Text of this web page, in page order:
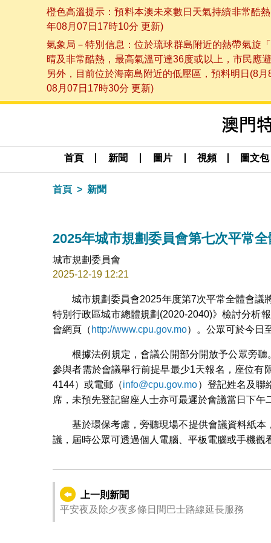
橙色高溫提示：預料本澳未來數日天氣持續非常酷
年08月07日17時10分 更新)
氣象局－特別信息：位於琉球群島附近的熱帶氣旋
晴及非常酷熱，最高氣溫可達36度或以上，市民應
另外，目前位於海南島附近的低壓區，預料明日(8
08月07日17時30分 更新)
首頁 新聞 圖片 視頻 圖文包
首頁 新聞
2025年城市規劃委員會第七次平常
城市規劃委員會
2025-12-19 12:21
城市規劃委員會2025年度第7次平常全體會議
特別行政區城市總體規劃(2020-2040)》檢討分析
會網頁（ http://www.cpu.gov.mo）。公眾可於今日
根據法例規定，會議公開部分開放予公眾旁
參與者需於會議舉行前提早最少1天報名，座位有
4144）或電郵（info@cpu.gov.mo）登記姓名及聯
席，未預先登記留座人士亦可最遲於會議當日下
基於環保考慮，旁聽現場不提供會議資料紙
議，屆時公眾可透過個人電腦、平板電腦或手機
上一則新聞
平安夜及除夕夜多條日間巴士路線延長服務